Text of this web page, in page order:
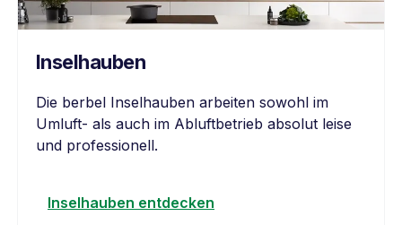
Inselhauben
Die berbel Inselhauben arbeiten sowohl im
Umluft- als auch im Abluftbetrieb absolut leise
und professionell.
Inselhauben entdecken